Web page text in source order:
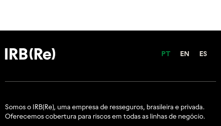
PT EN ES
Somos o IRB(Re), uma empresa de resseguros, brasileira e privada.
Oferecemos cobertura para riscos em todas as linhas de negócio.